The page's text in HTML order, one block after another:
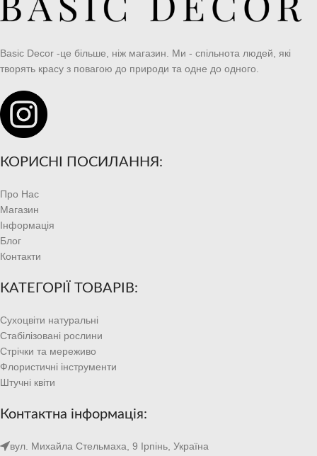
Basic Decor -це більше, ніж магазин. Ми - спільнота людей, які
творять красу з повагою до природи та одне до одного.
КОРИСНІ ПОСИЛАННЯ:
Про Нас
Магазин
Інформація
Блог
Контакти
КАТЕГОРІЇ ТОВАРІВ:
Сухоцвіти натуральні
Стабілізовані рослини
Стрічки та мереживо
Флористичні інструменти
Штучні квіти
Контактна інформація:
вул. Михайла Стельмаха, 9 Ірпінь, Україна